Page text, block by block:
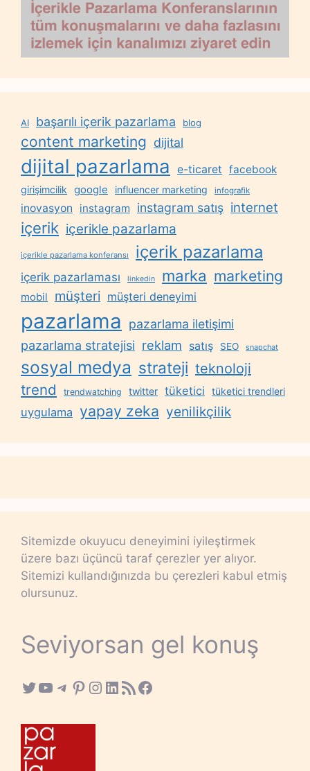
AI başarılı içerik pazarlama blog
content marketing dijital
dijital pazarlama e-ticaret facebook
girişimcilik google influencer marketing infografik
inovasyon instagram instagram satış internet
içerik içerikle pazarlama
içerikle pazarlama konferansı içerik pazarlama
içerik pazarlaması linkedin marka marketing
mobil müşteri müşteri deneyimi
pazarlama
pazarlama iletişimi
pazarlama stratejisi reklam satış SEO snapchat
sosyal medya strateji teknoloji
trend trendwatching twitter tüketici tüketici trendleri
uygulama yapay zeka yenilikçilik
Sitemizde okuyucu deneyimini iyileştirmek
üzere bazı üçüncü taraf çerezler yer alıyor.
Sitemizi kullandığınızda bu çerezleri kabul etmiş
olursunuz.
Seviyorsan gel konuş
Twitter
YouTube
Telegram
Pinterest
Instagram
LinkedIn
RSS FeedFacebook